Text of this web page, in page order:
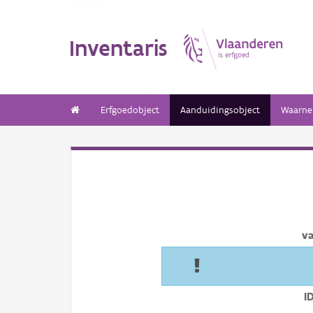
Inventaris
Erfgoedobject Aanduidingsobject